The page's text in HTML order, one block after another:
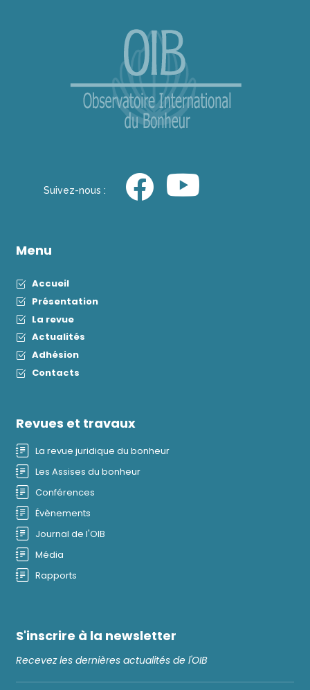
Suivez-nous :
Menu
Accueil
Présentation
La revue
Actualités
Adhésion
Contacts
Revues et travaux
La revue juridique du bonheur
Les Assises du bonheur
Conférences
Évènements
Journal de l'OIB
Média
Rapports
S'inscrire à la newsletter
Recevez les dernières actualités de l'OIB